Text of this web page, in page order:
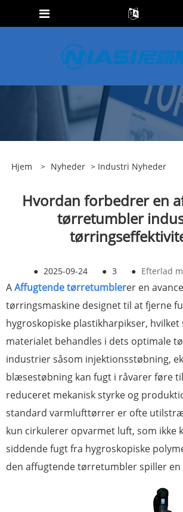
Hjem > Nyheder > Industri Nyheder
Hvordan forbedrer en
tørretumbler
● 2025-09-24 ● 3 ● Efterlad
AAffugtende tørretumblerer en
tørringsmaskine designet til at fjerne
hygroskopiske plastikharpikser, hvilket
materialet behandles i dets optimale
industrier såsom injektionsstøbning,
blæsestøbning kan fugt i råvarer føre
reduceret mekanisk styrke og
standard varmlufttørrer er ofte
kun cirkulerer opvarmet luft, som ikke
siddende fugt fra hygroskopiske
den affugtende tørretumbler spiller en